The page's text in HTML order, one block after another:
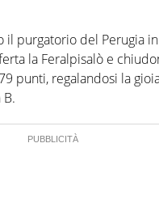
il purgatorio del Perugia
la Feralpisalò e
punti, regalandosi la